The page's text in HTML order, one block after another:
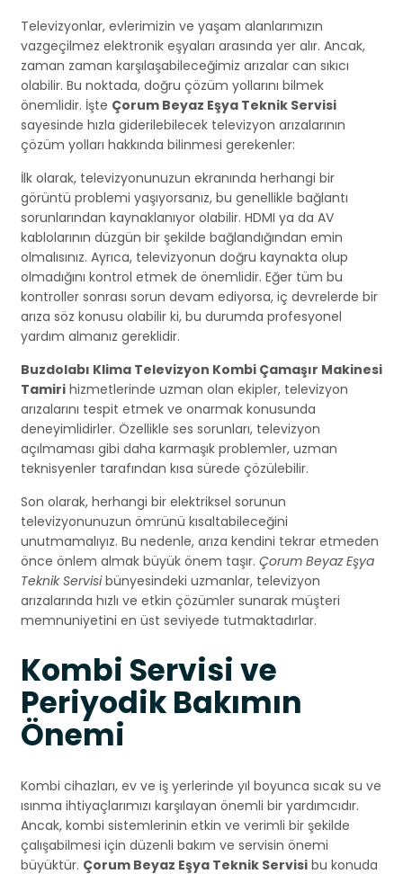
Televizyonlar, evlerimizin ve yaşam alanlarımızın
vazgeçilmez elektronik eşyaları arasında yer alır. Ancak,
zaman zaman karşılaşabileceğimiz arızalar can sıkıcı
olabilir. Bu noktada, doğru çözüm yollarını bilmek
önemlidir. İşte Çorum Beyaz Eşya Teknik Servisi
sayesinde hızla giderilebilecek televizyon arızalarının
çözüm yolları hakkında bilinmesi gerekenler:
İlk olarak, televizyonunuzun ekranında herhangi bir
görüntü problemi yaşıyorsanız, bu genellikle bağlantı
sorunlarından kaynaklanıyor olabilir. HDMI ya da AV
kablolarının düzgün bir şekilde bağlandığından emin
olmalısınız. Ayrıca, televizyonun doğru kaynakta olup
olmadığını kontrol etmek de önemlidir. Eğer tüm bu
kontroller sonrası sorun devam ediyorsa, iç devrelerde bir
arıza söz konusu olabilir ki, bu durumda profesyonel
yardım almanız gereklidir.
Buzdolabı Klima Televizyon Kombi Çamaşır Makinesi
Tamiri hizmetlerinde uzman olan ekipler, televizyon
arızalarını tespit etmek ve onarmak konusunda
deneyimlidirler. Özellikle ses sorunları, televizyon
açılmaması gibi daha karmaşık problemler, uzman
teknisyenler tarafından kısa sürede çözülebilir.
Son olarak, herhangi bir elektriksel sorunun
televizyonunuzun ömrünü kısaltabileceğini
unutmamalıyız. Bu nedenle, arıza kendini tekrar etmeden
önce önlem almak büyük önem taşır. Çorum Beyaz Eşya
Teknik Servisibünyesindeki uzmanlar, televizyon
arızalarında hızlı ve etkin çözümler sunarak müşteri
memnuniyetini en üst seviyede tutmaktadırlar.
Kombi Servisi ve
Periyodik Bakımın
Önemi
Kombi cihazları, ev ve iş yerlerinde yıl boyunca sıcak su ve
ısınma ihtiyaçlarımızı karşılayan önemli bir yardımcıdır.
Ancak, kombi sistemlerinin etkin ve verimli bir şekilde
çalışabilmesi için düzenli bakım ve servisin önemi
büyüktür. Çorum Beyaz Eşya Teknik Servisi bu konuda